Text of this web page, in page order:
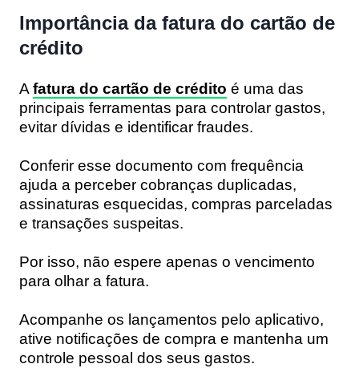
Importância da fatura do cartão de
crédito
Afatura do cartão de crédito é uma das
principais ferramentas para controlar gastos,
evitar dívidas e identificar fraudes.
Conferir esse documento com frequência
ajuda a perceber cobranças duplicadas,
assinaturas esquecidas, compras parceladas
e transações suspeitas.
Por isso, não espere apenas o vencimento
para olhar a fatura.
Acompanhe os lançamentos pelo aplicativo,
ative notificações de compra e mantenha um
controle pessoal dos seus gastos.